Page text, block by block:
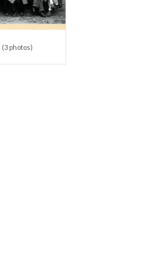
(3 photos)